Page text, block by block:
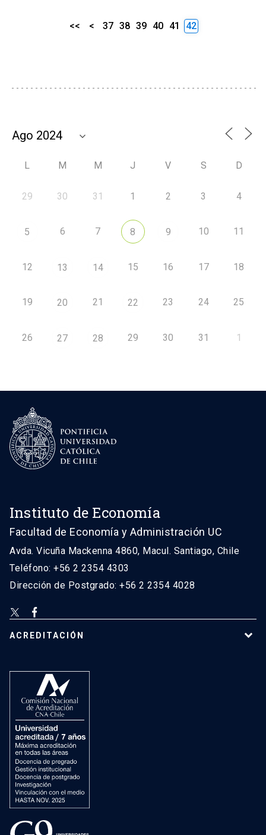
<< < 37 38 39 40 41 42
L M M J V S D
29 30 31 1 2 3 4
5 6 7 8 9 10 11
12 13 14 15 16 17 18
19 20 21 22 23 24 25
26 27 28 29 30 31 1
Instituto de Economía
Facultad de Economía y Administración UC
Avda. Vicuña Mackenna 4860, Macul. Santiago, Chile
Teléfono: +56 2 2354 4303
Dirección de Postgrado: +56 2 2354 4028
ACREDITACIÓN